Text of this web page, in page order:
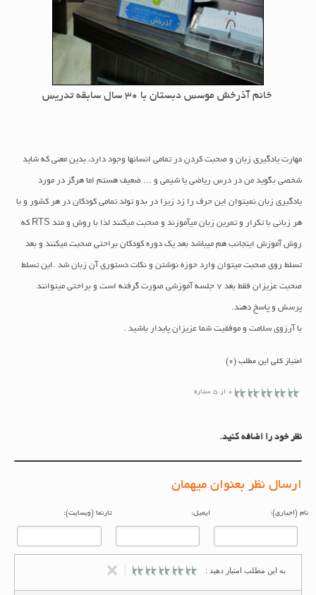
خانم آذرخش موسس دبستان با 30 سال سابقه تدریس
مهارت یادگیری زبان و صحبت کردن در تمامی انسانها وجود دارد، بدین معنی که شاید
شخصی بگوید من در درس ریاضی یا شیمی و ... ضعیف هستم اما هرگز در مورد
یادگیری زبان نمیتوان این حرف را زد زیرا در بدو تولد تمامی کودکان در هر کشور و با
هر زبانی با تکرار و تمرین زبان میآموزند و صحبت میکنند لذا با روش و متد RTS که
روش آموزش اینجانب هم میباشد بعد یک دوره کودکان براحتی صحبت میکنند و بعد
تسلط روی صحبت میتوان وارد حوزه نوشتن و نکات دستوری آن زبان شد .این تسلط
صحبت عزیزان فقط بعد ۷ جلسه آموزشی صورت گرفته است و براحتی میتوانند
پرسش و پاسخ دهند.
با آرزوی سلامت و موفقیت شما عزیزان پایدار باشید .
امتیاز کلی این مطلب (0)
0 از 5 ستاره
نظر خود را اضافه کنید.
ارسال نظر بعنوان میهمان
(اجباری): ایمیل: تارنما (وبسایت):
به این مطلب امتیاز دهید :